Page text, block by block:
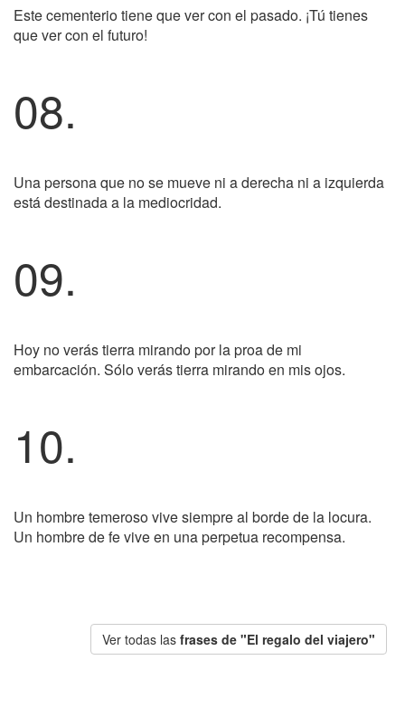
Este cementerio tiene que ver con el pasado. ¡Tú tienes
que ver con el futuro!
08.
Una persona que no se mueve ni a derecha ni a izquierda
está destinada a la mediocridad.
09.
Hoy no verás tierra mirando por la proa de mi
embarcación. Sólo verás tierra mirando en mis ojos.
10.
Un hombre temeroso vive siempre al borde de la locura.
Un hombre de fe vive en una perpetua recompensa.
Ver todas las frases de "El regalo del viajero"